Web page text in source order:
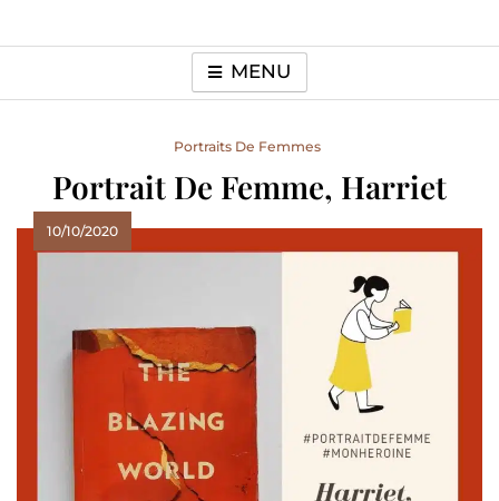
MENU
Portraits De Femmes
Portrait De Femme, Harriet
10/10/2020